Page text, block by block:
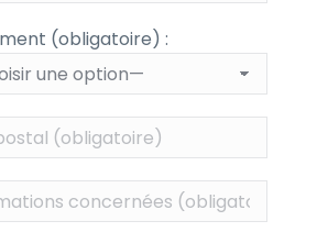
(obligatoire) :